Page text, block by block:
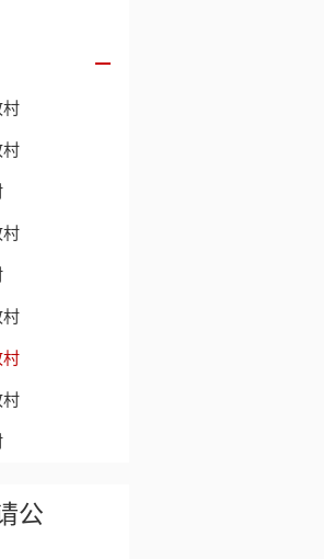
村
村
村
村
村
村
公